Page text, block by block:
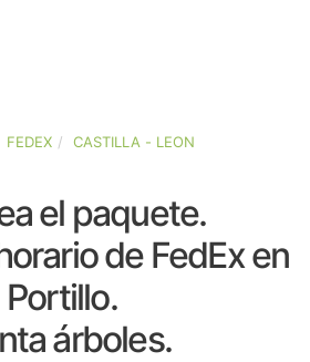
FEDEX CASTILLA - LEON
el paquete.
de FedEx en
Portillo.
árboles.